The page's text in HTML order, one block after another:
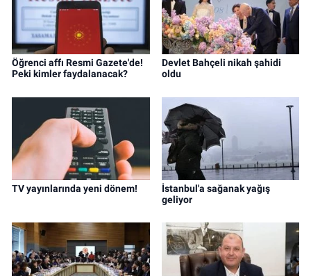
Öğrenci affı Resmi Gazete'de!
Peki kimler faydalanacak?
Devlet Bahçeli nikah şahidi
oldu
TV yayınlarında yeni dönem!
İstanbul'a sağanak yağış
geliyor